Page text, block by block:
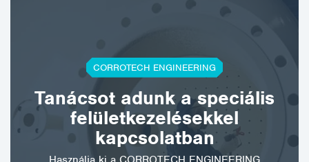
CORROTECH ENGINEERING
Tanácsot adunk a speciális
felületkezelésekkel
kapcsolatban